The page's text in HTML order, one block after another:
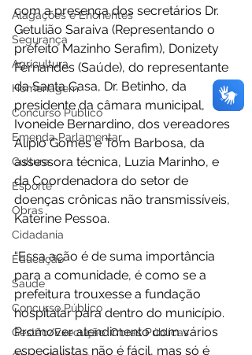
Alagações e Enchentes
Segurança
Agricultura
Homenagem
Concurso Público
Emenda Parlamentar
Cultura
Esporte
Obras
Cidadania
Educação
Saúde
Concurso Público
Gestão/Execução: Obras Públicas
com a presença dos secretários Dr.
Getulião Saraiva (Representando o
prefeito Mazinho Serafim), Donizety
Fernandes (Saúde), do representante
da Santa Casa, Dr. Betinho, da
presidente da câmara municipal,
Ivoneide Bernardino, dos vereadores
Alípio Gomes e Tom Barbosa, da
assessora técnica, Luzia Marinho, e
da Coordenadora do setor de
doenças crônicas não transmissíveis,
Katerine Pessoa.
“Essa ação é de suma importância
para a comunidade, é como se a
prefeitura trouxesse a fundação
hospitalar para dentro do município.
Promover atendimento com vários
especialistas não é fácil, mas só é